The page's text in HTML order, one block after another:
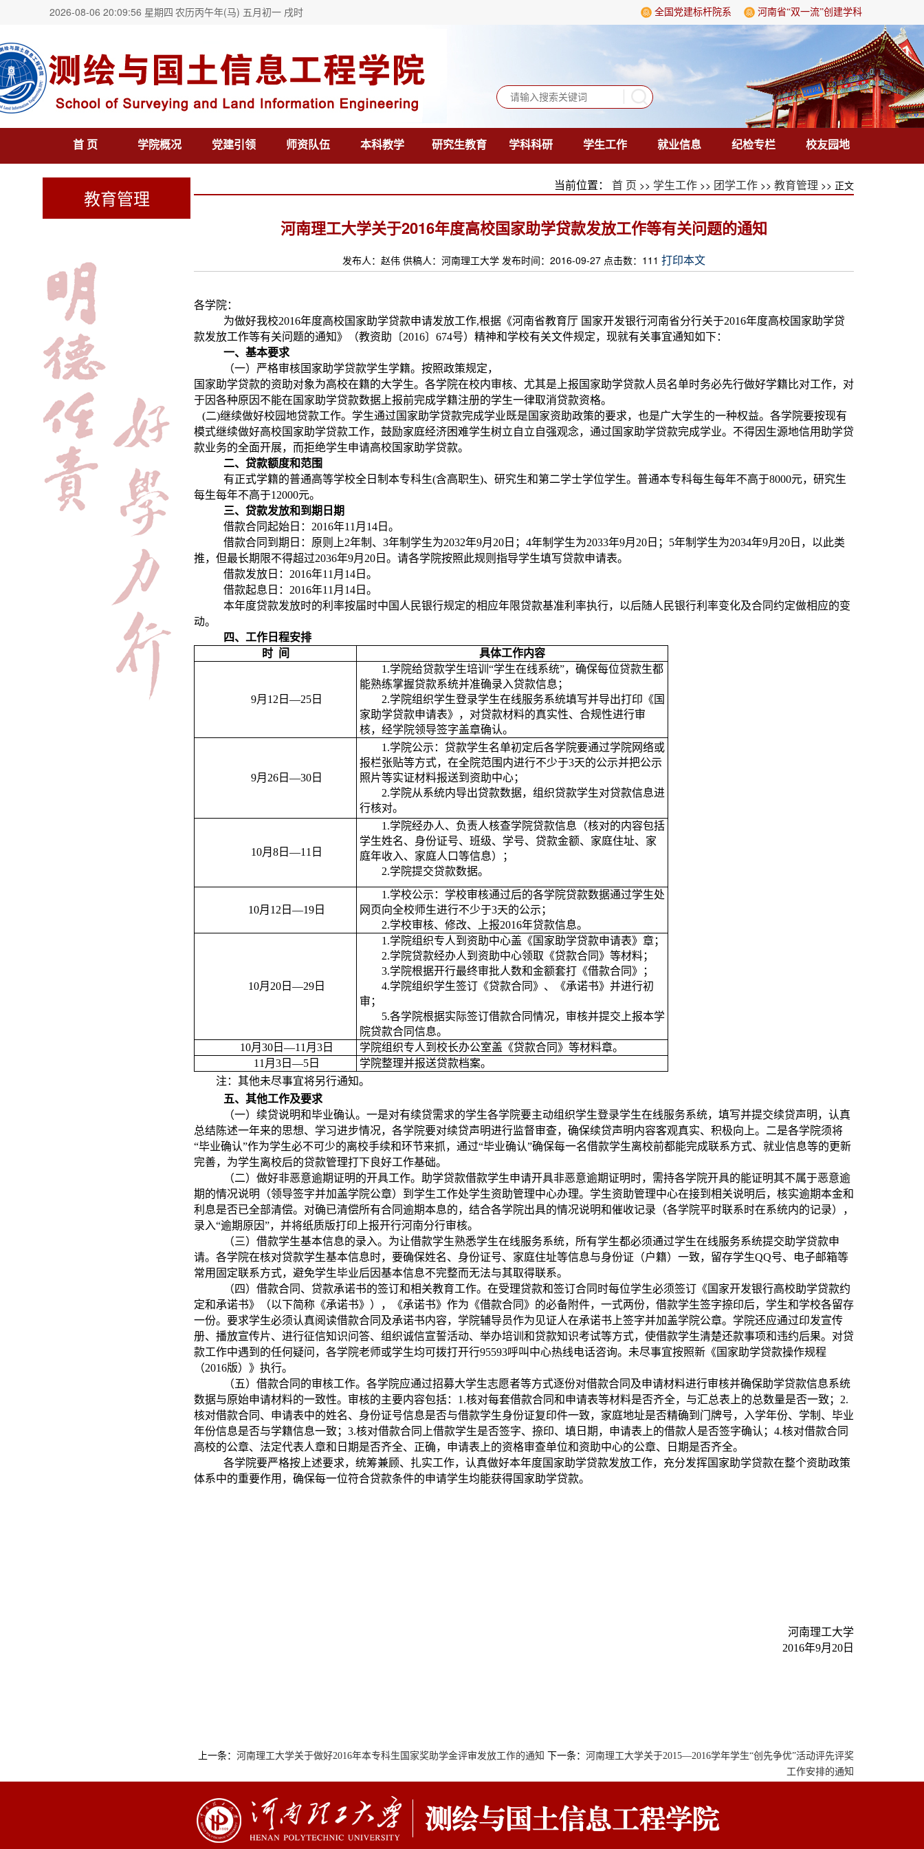
2026-08-06 20:09:57 星期四 农历丙午年(马) 五月初一 戌时 全国党建标杆院系 河南省“双一流”创建学科
首 页 学院概况 党建引领 师资队伍 本科教学 研究生教育 学科科研 学生工作 就业信息 纪检专栏 校友园地
教育管理
当前位置： 首 页 >> 学生工作 >> 团学工作 >> 教育管理 >> 正文
河南理工大学关于2016年度高校国家助学贷款发放工作等有关问题的通知
发布人：赵伟 供稿人：河南理工大学 发布时间：2016-09-27 点击数： 111 打印本文
各学院：
为做好我校2016年度高校国家助学贷款申请发放工作,根据《河南省教育厅 国家开发银行河南省分行关于2016年度高校国家助学贷
款发放工作等有关问题的通知》（教资助〔2016〕674号）精神和学校有关文件规定，现就有关事宜通知如下：
一、基本要求
（一）严格审核国家助学贷款学生学籍。按照政策规定，
国家助学贷款的资助对象为高校在籍的大学生。各学院在校内审核、尤其是上报国家助学贷款人员名单时务必先行做好学籍比对工作，对
于因各种原因不能在国家助学贷款数据上报前完成学籍注册的学生一律取消贷款资格。
(二)继续做好校园地贷款工作。学生通过国家助学贷款完成学业既是国家资助政策的要求，也是广大学生的一种权益。各学院要按现有
模式继续做好高校国家助学贷款工作，鼓励家庭经济困难学生树立自立自强观念，通过国家助学贷款完成学业。不得因生源地信用助学贷
款业务的全面开展，而拒绝学生申请高校国家助学贷款。
二、贷款额度和范围
有正式学籍的普通高等学校全日制本专科生(含高职生)、研究生和第二学士学位学生。普通本专科每生每年不高于8000元，研究生
每生每年不高于12000元。
三、贷款发放和到期日期
借款合同起始日：2016年11月14日。
借款合同到期日：原则上2年制、3年制学生为2032年9月20日；4年制学生为2033年9月20日；5年制学生为2034年9月20日，以此类
推，但最长期限不得超过2036年9月20日。请各学院按照此规则指导学生填写贷款申请表。
借款发放日：2016年11月14日。
借款起息日：2016年11月14日。
本年度贷款发放时的利率按届时中国人民银行规定的相应年限贷款基准利率执行，以后随人民银行利率变化及合同约定做相应的变
动。
四、工作日程安排
时 间
具体工作内容
9月12日 —25日
1.学院给贷款学生培训“学生在线系统”，确保每位贷款生都
能熟练掌握贷款系统并准确录入贷款信息；
2.学院组织学生登录学生在线服务系统填写并导出打印《国
家助学贷款申请表》，对贷款材料的真实性、合规性进行审
核，经学院领导签字盖章确认。
9月26日 —30日
1.学院公示：贷款学生名单初定后各学院要通过学院网络或
报栏张贴等方式，在全院范围内进行不少于3天的公示并把公示
照片等实证材料报送到资助中心；
2.学院从系统内导出贷款数据，组织贷款学生对贷款信息进
行核对。
10月8日 —11日
1.学院经办人、负责人核查学院贷款信息（核对的内容包括
学生姓名、身份证号、班级、学号、贷款金额、家庭住址、家
庭年收入、家庭人口等信息）；
2.学院提交贷款数据。
10月12日 —19日
1.学校公示：学校审核通过后的各学院贷款数据通过学生处
网页向全校师生进行不少于3天的公示；
2.学校审核、修改、上报2016年贷款信息。
10月20日 —29日
1.学院组织专人到资助中心盖《国家助学贷款申请表》章；
2.学院贷款经办人到资助中心领取《贷款合同》等材料；
3.学院根据开行最终审批人数和金额套打《借款合同》；
4.学院组织学生签订《贷款合同》、《承诺书》并进行初
审；
5.各学院根据实际签订借款合同情况，审核并提交上报本学
院贷款合同信息。
10月30日 —11月3日
学院组织专人到校长办公室盖《贷款合同》等材料章。
11 月3日 —5日
学院整理并报送贷款档案。
注：其他未尽事宜将另行通知。
五、其他工作及要求
（一）续贷说明和毕业确认。一是对有续贷需求的学生各学院要主动组织学生登录学生在线服务系统，填写并提交续贷声明，认真
总结陈述一年来的思想、学习进步情况，各学院要对续贷声明进行监督审查，确保续贷声明内容客观真实、积极向上。二是各学院须将
“毕业确认”作为学生必不可少的离校手续和环节来抓，通过“毕业确认”确保每一名借款学生离校前都能完成联系方式、就业信息等的更新
完善，为学生离校后的贷款管理打下良好工作基础。
（二）做好非恶意逾期证明的开具工作。助学贷款借款学生申请开具非恶意逾期证明时，需持各学院开具的能证明其不属于恶意逾
期的情况说明（领导签字并加盖学院公章）到学生工作处学生资助管理中心办理。学生资助管理中心在接到相关说明后，核实逾期本金和
利息是否已全部清偿。对确已清偿所有合同逾期本息的，结合各学院出具的情况说明和催收记录（各学院平时联系时在系统内的记录），
录入“逾期原因”，并将纸质版打印上报开行河南分行审核。
（三）借款学生基本信息的录入。为让借款学生熟悉学生在线服务系统，所有学生都必须通过学生在线服务系统提交助学贷款申
请。各学院在核对贷款学生基本信息时，要确保姓名、身份证号、家庭住址等信息与身份证（户籍）一致，留存学生QQ号、电子邮箱等
常用固定联系方式，避免学生毕业后因基本信息不完整而无法与其取得联系。
（四）借款合同、贷款承诺书的签订和相关教育工作。在受理贷款和签订合同时每位学生必须签订《国家开发银行高校助学贷款约
定和承诺书》（以下简称《承诺书》），《承诺书》作为《借款合同》的必备附件，一式两份，借款学生签字捺印后，学生和学校各留存
一份。要求学生必须认真阅读借款合同及承诺书内容，学院辅导员作为见证人在承诺书上签字并加盖学院公章。学院还应通过印发宣传
册、播放宣传片、进行征信知识问答、组织诚信宣誓活动、举办培训和贷款知识考试等方式，使借款学生清楚还款事项和违约后果。对贷
款工作中遇到的任何疑问，各学院老师或学生均可拨打开行95593呼叫中心热线电话咨询。未尽事宜按照新《国家助学贷款操作规程
（2016版）》执行。
（五）借款合同的审核工作。各学院应通过招募大学生志愿者等方式逐份对借款合同及申请材料进行审核并确保助学贷款信息系统
数据与原始申请材料的一致性。审核的主要内容包括：1.核对每套借款合同和申请表等材料是否齐全，与汇总表上的总数量是否一致；2.
核对借款合同、申请表中的姓名、身份证号信息是否与借款学生身份证复印件一致，家庭地址是否精确到门牌号，入学年份、学制、毕业
年份信息是否与学籍信息一致；3.核对借款合同上借款学生是否签字、捺印、填日期，申请表上的借款人是否签字确认；4.核对借款合同
高校的公章、法定代表人章和日期是否齐全、正确，申请表上的资格审查单位和资助中心的公章、日期是否齐全。
各学院要严格按上述要求，统筹兼顾、扎实工作，认真做好本年度国家助学贷款发放工作，充分发挥国家助学贷款在整个资助政策
体系中的重要作用，确保每一位符合贷款条件的申请学生均能获得国家助学贷款。
河南理工大学
2016年9月20日
上一条： 河南理工大学关于做好2016年本专科生国家奖助学金评审发放工作的通知 下一条： 河南理工大学关于2015—2016学年学生“创先争优”活动评先评奖
工作安排的通知